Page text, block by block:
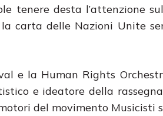
tenere desta l’attenzione
carta delle Nazioni Unite
e la Human Rights
e ideatore della
del movimento Musicisti